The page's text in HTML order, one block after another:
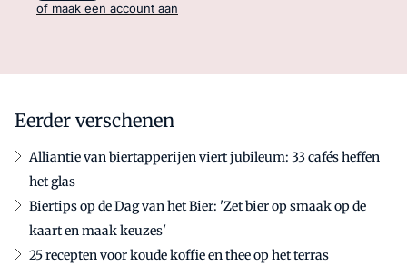
of maak een account aan
Eerder verschenen
Alliantie van biertapperijen viert jubileum: 33 cafés heffen
het glas
Biertips op de Dag van het Bier: 'Zet bier op smaak op de
kaart en maak keuzes'
25 recepten voor koude koffie en thee op het terras